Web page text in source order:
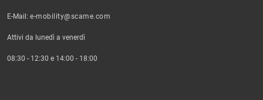
E-Mail: e-mobility@scame.com
Attivi da lunedì a venerdì
08:30 - 12:30 e 14:00 - 18:00